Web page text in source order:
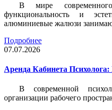
В мире
функциональность и
алюминиевые жалюзи
Подробнее
07.07.2026
Аренда Кабинета
В современной
организации рабочего